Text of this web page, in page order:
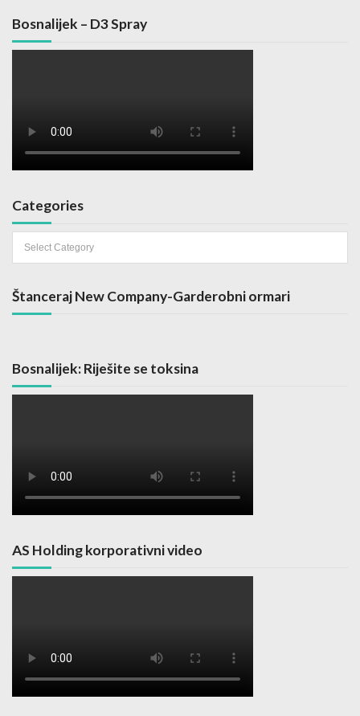
Bosnalijek – D3 Spray
Categories
Štanceraj New Company-Garderobni ormari
Bosnalijek: Riješite se toksina
AS Holding korporativni video